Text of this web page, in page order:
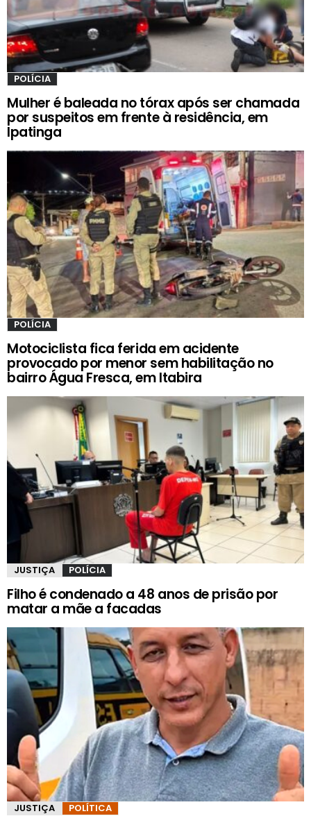
POLÍCIA
Mulher é baleada no tórax após ser chamada
por suspeitos em frente à residência, em
Ipatinga
POLÍCIA
Motociclista fica ferida em acidente
provocado por menor sem habilitação no
bairro Água Fresca, em Itabira
JUSTIÇA POLÍCIA
Filho é condenado a 48 anos de prisão por
matar a mãe a facadas
JUSTIÇA POLÍTICA